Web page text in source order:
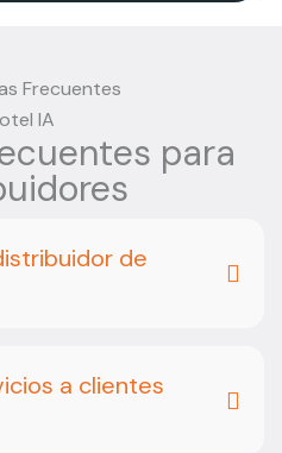
para
de
a clientes